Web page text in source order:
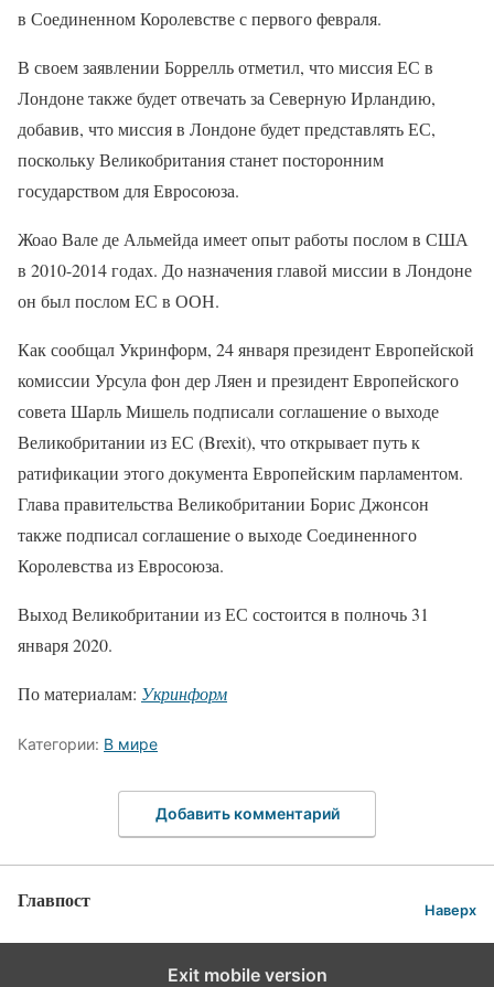
в Соединенном Королевстве с первого февраля.
В своем заявлении Боррелль отметил, что миссия ЕС в
Лондоне также будет отвечать за Северную Ирландию,
добавив, что миссия в Лондоне будет представлять ЕС,
поскольку Великобритания станет посторонним
государством для Евросоюза.
Жоао Вале де Альмейда имеет опыт работы послом в США
в 2010-2014 годах. До назначения главой миссии в Лондоне
он был послом ЕС в ООН.
Как сообщал Укринформ, 24 января президент Европейской
комиссии Урсула фон дер Ляен и президент Европейского
совета Шарль Мишель подписали соглашение о выходе
Великобритании из ЕС (Brexit), что открывает путь к
ратификации этого документа Европейским парламентом.
Глава правительства Великобритании Борис Джонсон
также подписал соглашение о выходе Соединенного
Королевства из Евросоюза.
Выход Великобритании из ЕС состоится в полночь 31
января 2020.
По материалам: Укринформ
Категории: В мире
Добавить комментарий
Главпост Наверх
Exit mobile version